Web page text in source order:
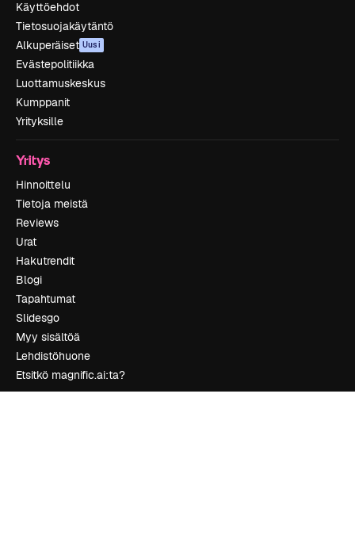
Käyttöehdot
Tietosuojakäytäntö
Alkuperäiset Uusi
Evästepolitiikka
Luottamuskeskus
Kumppanit
Yrityksille
Yritys
Hinnoittelu
Tietoja meistä
Reviews
Urat
Hakutrendit
Blogi
Tapahtumat
Slidesgo
Myy sisältöä
Lehdistöhuone
Etsitkö magnific.ai:ta?